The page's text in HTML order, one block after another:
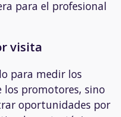
para el profesional
visita
para medir los
los promotores, sino
oportunidades por